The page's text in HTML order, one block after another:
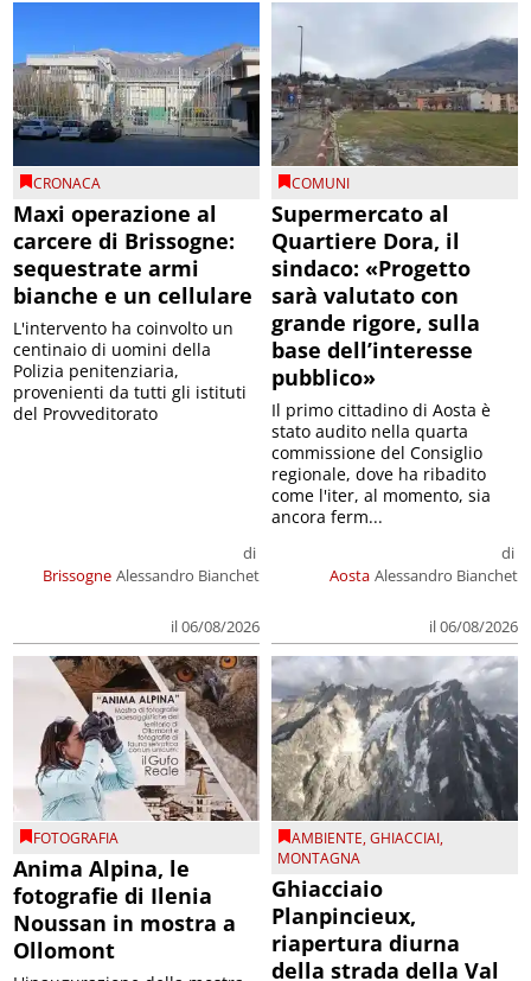
CRONACA
Maxi operazione al
carcere di Brissogne:
sequestrate armi
bianche e un cellulare
Brissogne
di
Alessandro Bianchet
il 06/08/2026
L'intervento ha coinvolto un
centinaio di uomini della
Polizia penitenziaria,
provenienti da tutti gli istituti
del Provveditorato
COMUNI
Supermercato al
Quartiere Dora, il
sindaco: «Progetto
sarà valutato con
grande rigore, sulla
base dell’interesse
pubblico»
Aosta
di
Alessandro Bianchet
il 06/08/2026
Il primo cittadino di Aosta è
stato audito nella quarta
commissione del Consiglio
regionale, dove ha ribadito
come l'iter, al momento, sia
ancora ferm...
FOTOGRAFIA
Anima Alpina, le
fotografie di Ilenia
Noussan in mostra a
Ollomont
AMBIENTE,GHIACCIAI,
MONTAGNA
Ghiacciaio
Planpincieux,
riapertura diurna
della strada della Val